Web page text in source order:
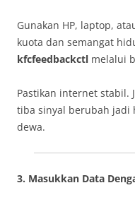
Gunakan HP, laptop,
kuota dan semangat
kfcfeedbackctl melalui
Pastikan internet stabil.
tiba sinyal berubah jadi
dewa.
3. Masukkan Data